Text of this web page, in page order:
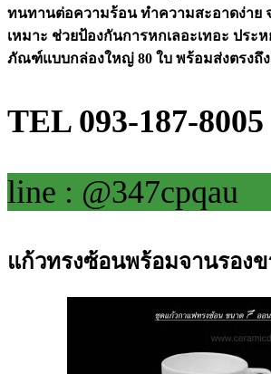
ทนทานต่อความร้อน ทำความสะอาดง่าย
เหมาะ ช่วยป้องกันการหกเลอะเทอะ ประ
ภัณฑ์แบบกล่องใหญ่ 80 ใบ พร้อมส่งตรงถึ
TEL 093-187-8005
line : @347cpqau
แก้วทรงซ้อนพร้อมจานรองข